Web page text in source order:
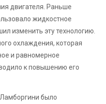
двигателя. Раньше
жидкостное
изменить эту технологию.
охлаждения, которая
и равномерное
к повышению его
было